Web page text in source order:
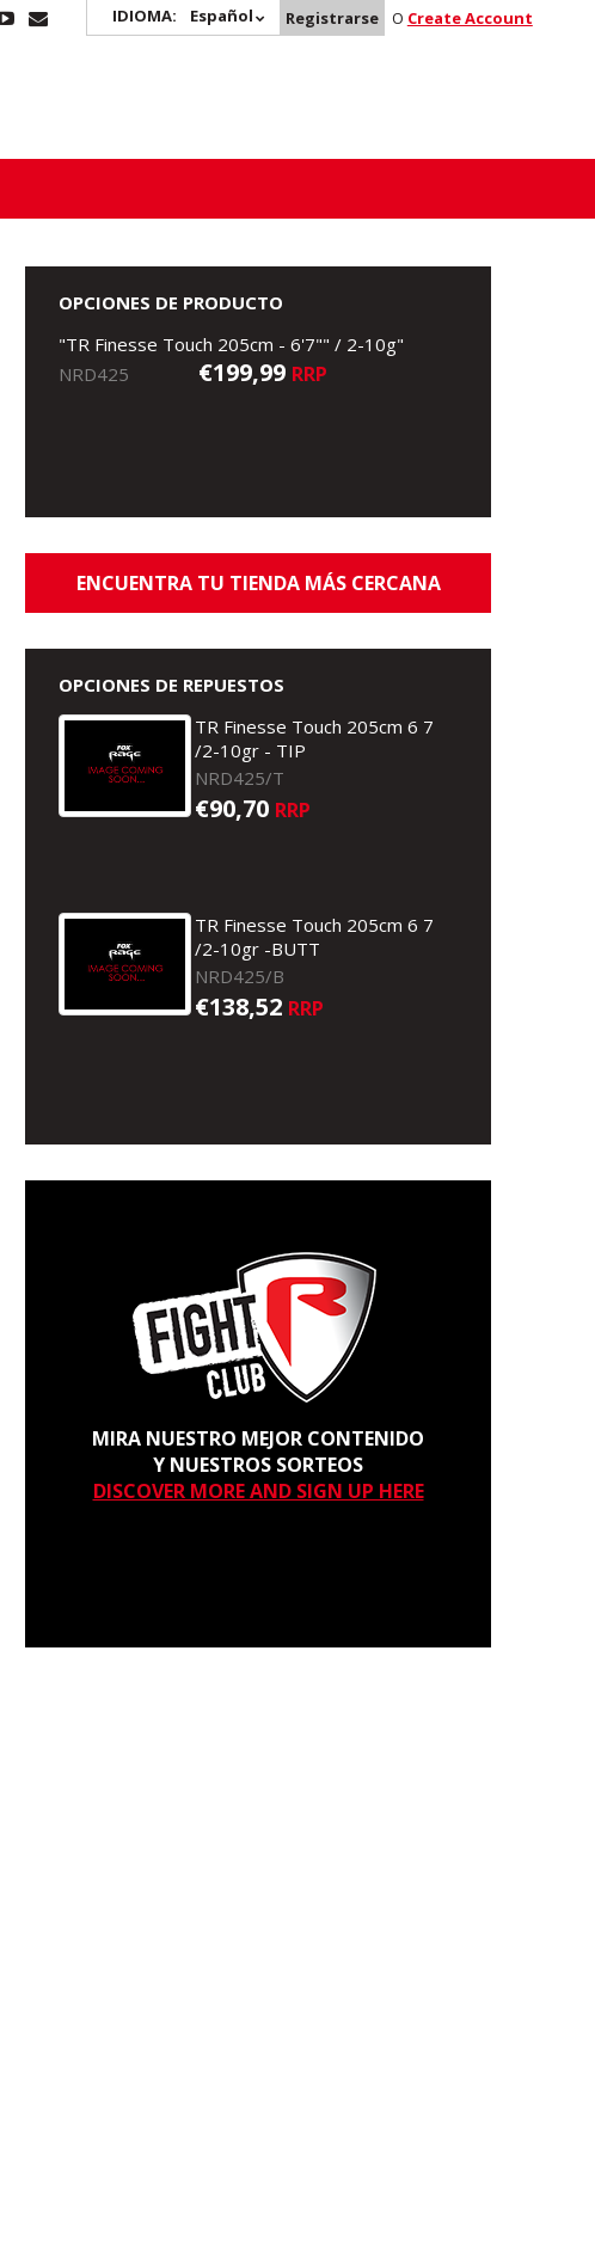
IDIOMA: Español Registrarse O Create Account
OPCIONES DE PRODUCTO
"TR Finesse Touch 205cm - 6'7"" / 2-10g"
NRD425
€199,99 RRP
ENCUENTRA TU TIENDA MÁS CERCANA
OPCIONES DE REPUESTOS
TR Finesse Touch 205cm 6 7
/2-10gr - TIP
NRD425/T
€90,70 RRP
TR Finesse Touch 205cm 6 7
/2-10gr -BUTT
NRD425/B
€138,52 RRP
MIRA NUESTRO MEJOR CONTENIDO
Y NUESTROS SORTEOS
DISCOVER MORE AND SIGN UP HERE